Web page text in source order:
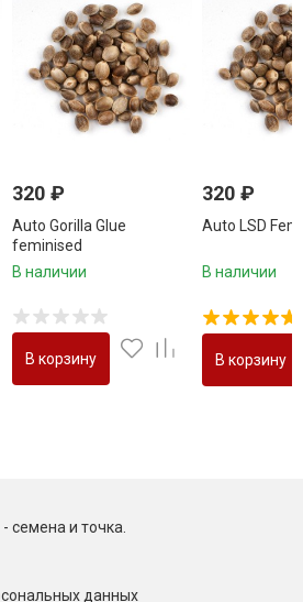
320 ₽
Auto Gorilla Glue
feminised
В наличии
В корзину
320 ₽
Auto LSD
В наличии
В корзину
семена и точка.
данных